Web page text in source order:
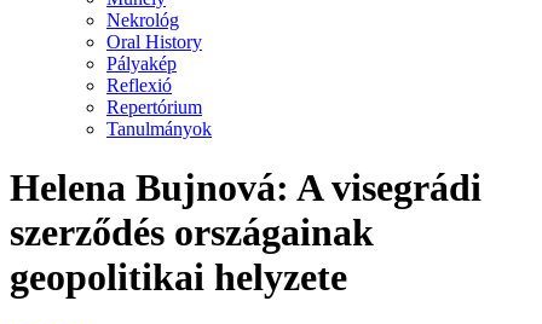
Nekrológ
Oral History
Pályakép
Reflexió
Repertórium
Tanulmányok
Helena Bujnová: A visegrádi
szerződés országainak
geopolitikai helyzete